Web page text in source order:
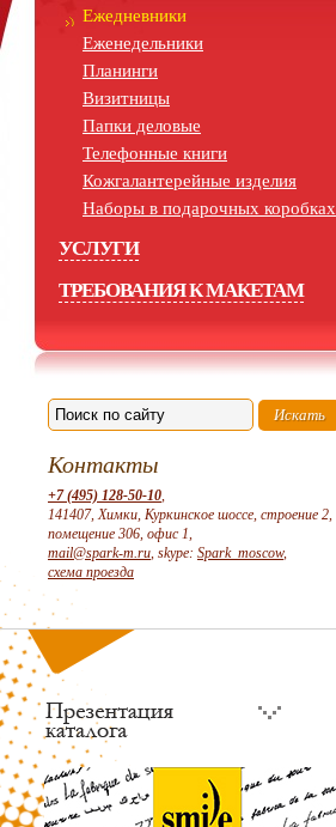
Ежедневники
Еженедельники
Планинги
Визитницы
Папки деловые
Телефонные книги
Кожгалантерейные изделия
Наборы в подарочных коробках
УСЛУГИ
ТРЕБОВАНИЯ К МАКЕТАМ
Контакты
+7 (495) 128-50-10,
141407, Химки, Куркинское шоссе, строение 2,
помещение 306, офис 1,
mail@spark-m.ru, skype: Spark_moscow,
схема проезда